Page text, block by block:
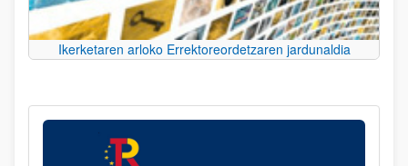
Ikerketaren arloko Errektoreordetzaren jardunaldia